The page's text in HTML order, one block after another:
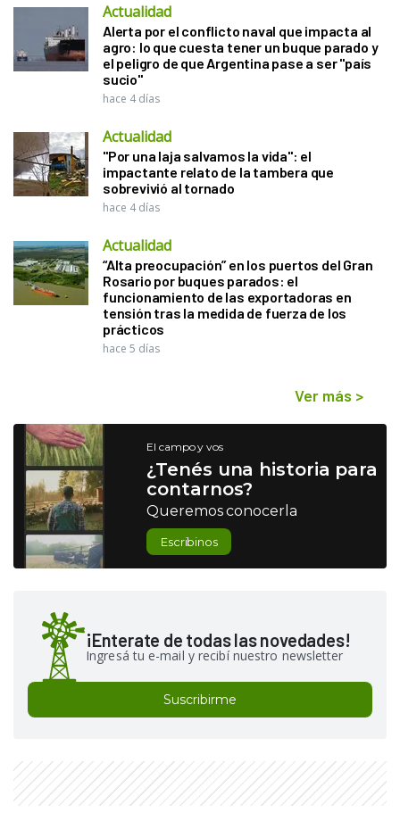
Actualidad
Alerta por el conflicto naval que impacta al
agro: lo que cuesta tener un buque parado y
el peligro de que Argentina pase a ser "país
sucio"
hace 4 días
Actualidad
"Por una laja salvamos la vida": el
impactante relato de la tambera que
sobrevivió al tornado
hace 4 días
Actualidad
“Alta preocupación” en los puertos del Gran
Rosario por buques parados: el
funcionamiento de las exportadoras en
tensión tras la medida de fuerza de los
prácticos
hace 5 días
Ver más >
El campo y vos
¿Tenés una historia para
contarnos?
Queremos conocerla
Escribinos
¡Enterate de todas las novedades!
Ingresá tu e-mail y recibí nuestro newsletter
Suscribirme